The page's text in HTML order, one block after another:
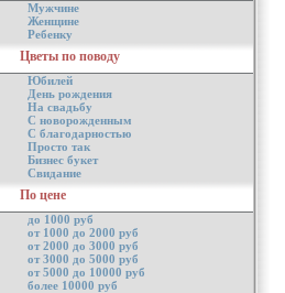
Мужчине
Женщине
Ребенку
Цветы по поводу
Юбилей
День рождения
На свадьбу
С новорожденным
С благодарностью
Просто так
Бизнес букет
Свидание
По цене
до 1000 руб
от 1000 до 2000 руб
от 2000 до 3000 руб
от 3000 до 5000 руб
от 5000 до 10000 руб
более 10000 руб